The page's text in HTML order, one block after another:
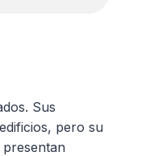
Sus
pero su